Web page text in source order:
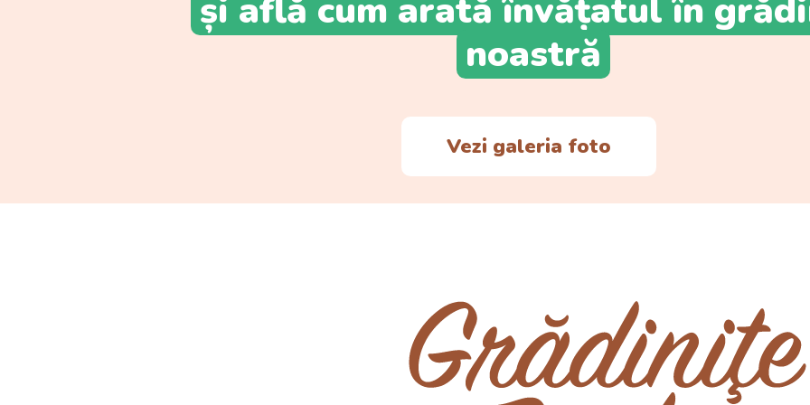
și află cum arată învățatul în
noastră
Vezi galeria foto